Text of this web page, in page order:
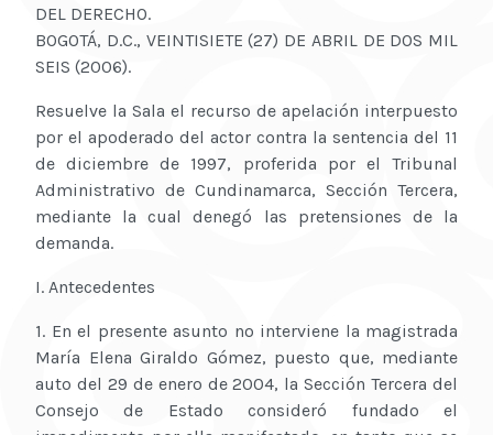
DEL DERECHO.
BOGOTÁ, D.C., VEINTISIETE (27) DE ABRIL DE DOS MIL
SEIS (2006).
Resuelve la Sala el recurso de apelación interpuesto
por el apoderado del actor contra la sentencia del 11
de diciembre de 1997, proferida por el Tribunal
Administrativo de Cundinamarca, Sección Tercera,
mediante la cual denegó las pretensiones de la
demanda.
I. Antecedentes
1. En el presente asunto no interviene la magistrada
María Elena Giraldo Gómez, puesto que, mediante
auto del 29 de enero de 2004, la Sección Tercera del
Consejo de Estado consideró fundado el